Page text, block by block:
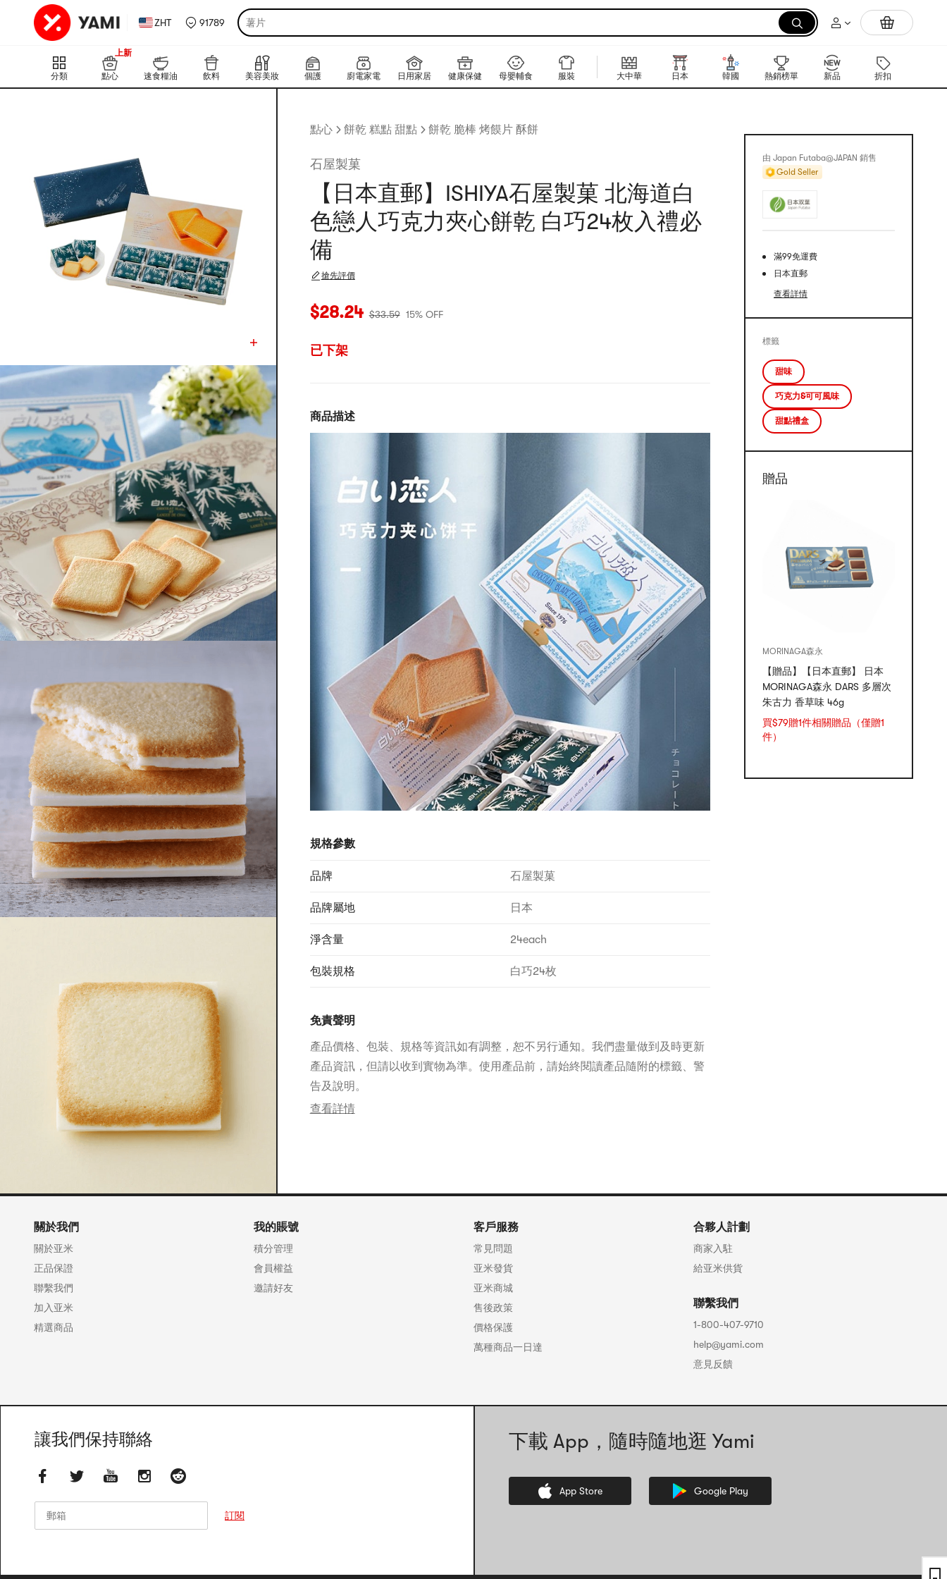
ZHT 91789 薯片 拉麵
分類 點心
999+
999+
速食糧油 飲料 美容美妝 個護 廚電家電 日用家居 健康保健 母嬰輔食 服裝 大中華 日本 韓國 熱銷榜單 新品 折扣
點心 餅乾 糕點 甜點 餅乾 脆棒 烤饃片 酥餅
石屋製菓
【日本直郵】ISHIYA石屋製菓 北海道白
色戀人巧克力夾心餅乾 白巧24枚入禮必
備
搶先評價
當前價格：$28.24
$28.24 $33.59 15% OFF
已下架
商品描述
規格參數
品牌 石屋製菓
品牌屬地 日本
淨含量 24each
包裝規格 白巧24枚
免責聲明
產品價格、包裝、規格等資訊如有調整，恕不另行通知。我們盡量做到及時更新
產品資訊，但請以收到實物為準。使用產品前，請始終閱讀產品隨附的標籤、警
告及說明。
查看詳情
由 Japan Futaba@JAPAN 銷售
Gold Seller
滿99免運費
日本直郵
查看詳情
標籤
甜味
巧克力&可可風味
甜點禮盒
贈品
MORINAGA森永
【贈品】【日本直郵】 日本
MORINAGA森永 DARS 多層次
朱古力 香草味 46g
買$79贈1件相關贈品（僅贈1
件）
關於我們
關於亚米
正品保證
聯繫我們
加入亚米
精選商品
我的賬號
積分管理
會員權益
邀請好友
客戶服務
常見問題
亚米發貨
亚米商城
售後政策
價格保護
萬種商品一日達
合夥人計劃
商家入駐
給亚米供貨
聯繫我們
1-800-407-9710
help@yami.com
意見反饋
讓我們保持聯絡
郵箱
郵箱
訂閱
下載 App，隨時隨地逛 Yami
App Store Google Play